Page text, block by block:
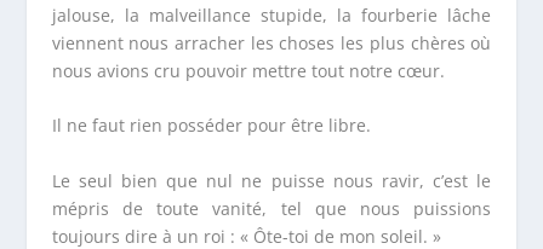
jalouse, la malveillance stupide, la fourberie lâche
viennent nous arracher les choses les plus chères où
nous avions cru pouvoir mettre tout notre cœur.
Il ne faut rien posséder pour être libre.
Le seul bien que nul ne puisse nous ravir, c’est le
mépris de toute vanité, tel que nous puissions
toujours dire à un roi : « Ôte-toi de mon soleil. »